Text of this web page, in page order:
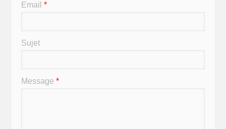
Email*
Sujet
Message*